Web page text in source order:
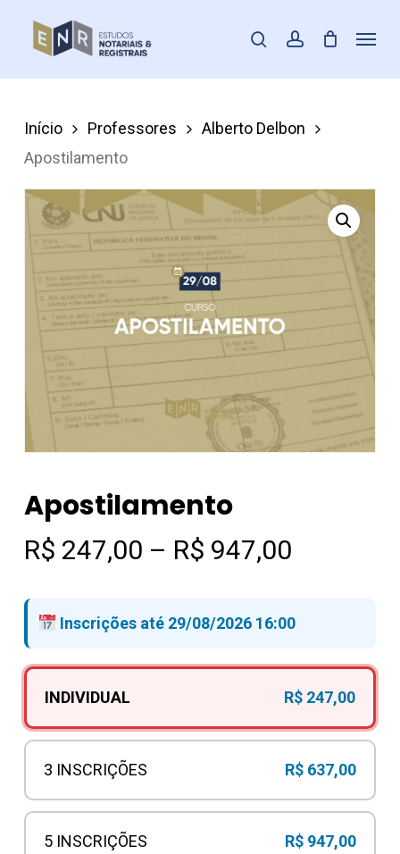
pesquisar
account
Menu
Início Professores
Alberto Delbon
Apostilamento
Apostilamento
R$ 247,00 – R$ 947,00Faixa
R$
através
R$
Inscrições até 29/08/2026 16:00
INDIVIDUAL R$ 247,00
3 INSCRIÇÕES R$ 637,00
5 INSCRIÇÕES R$ 947,00